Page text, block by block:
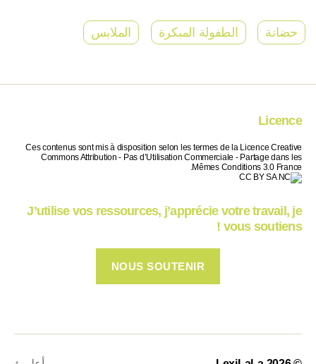
حضانة الطفولة المبكرة الملابس
Licence
Ces contenus sont mis à disposition selon les termes de la Licence Creative
Commons Attribution - Pas d’Utilisation Commerciale - Partage dans les
Mêmes Conditions 3.0 France.
J’utilise vos ressources, j’apprécie votre travail, je
vous soutiens !
NOUS SOUTENIR